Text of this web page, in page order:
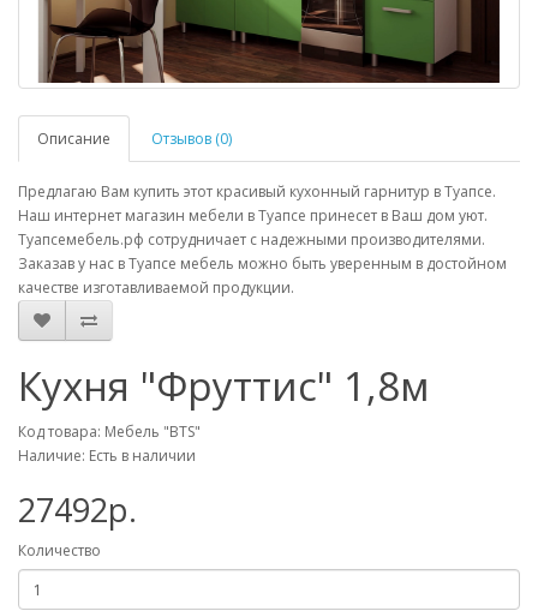
Описание Отзывов (0)
Предлагаю Вам купить этот красивый кухонный гарнитур в Туапсе.
Наш интернет магазин мебели в Туапсе принесет в Ваш дом уют.
Туапсемебель.рф сотрудничает с надежными производителями.
Заказав у нас в Туапсе мебель можно быть уверенным в достойном
качестве изготавливаемой продукции.
Кухня "Фруттис" 1,8м
Код товара: Мебель "BTS"
Наличие: Есть в наличии
27492p.
Количество